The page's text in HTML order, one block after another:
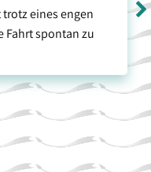
trotz eines engen
Fahrt spontan zu